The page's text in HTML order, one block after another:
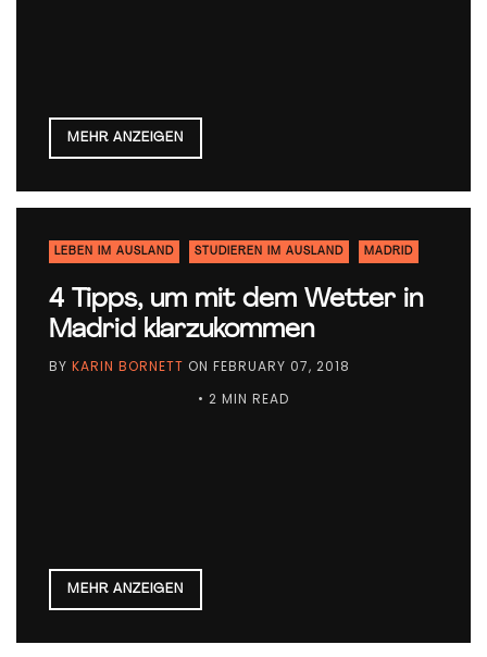
MEHR ANZEIGEN
LEBEN IM AUSLAND STUDIEREN IM AUSLAND MADRID
4 Tipps, um mit dem Wetter in
Madrid klarzukommen
BY KARIN BORNETT ON FEBRUARY 07, 2018
• 2 MIN READ
MEHR ANZEIGEN